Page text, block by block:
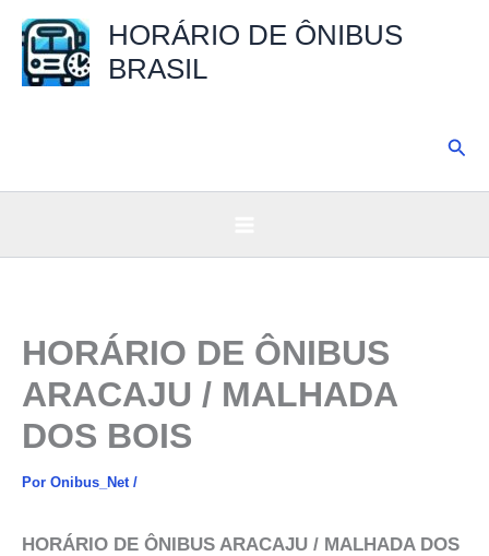
para
HORÁRIO DE ÔNIBUS
BRASIL
HORÁRIO DE ÔNIBUS
ARACAJU / MALHADA
DOS BOIS
Por Onibus_Net /
HORÁRIO DE ÔNIBUS ARACAJU / MALHADA DOS